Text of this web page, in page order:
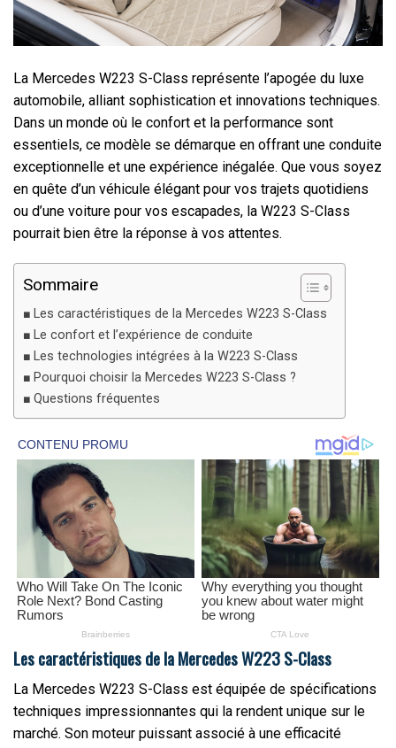
La Mercedes W223 S-Class représente l’apogée du luxe
automobile, alliant sophistication et innovations techniques.
Dans un monde où le confort et la performance sont
essentiels, ce modèle se démarque en offrant une conduite
exceptionnelle et une expérience inégalée. Que vous soyez
en quête d’un véhicule élégant pour vos trajets quotidiens
ou d’une voiture pour vos escapades, la W223 S-Class
pourrait bien être la réponse à vos attentes.
Sommaire
Les caractéristiques de la Mercedes W223 S-Class
Le confort et l’expérience de conduite
Les technologies intégrées à la W223 S-Class
Pourquoi choisir la Mercedes W223 S-Class ?
Questions fréquentes
Les caractéristiques de la Mercedes W223 S-Class
La Mercedes W223 S-Class est équipée de spécifications
techniques impressionnantes qui la rendent unique sur le
marché. Son moteur puissant associé à une efficacité